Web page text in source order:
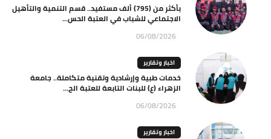
بأكثر من (795) ألف مستفيد.. قسم التنمية والتأهيل
الاجتماعي للشباب في العتبة الحس...
06/08/2026
اخبار وتقارير
خدمات طبية وإرشادية وتقنية متكاملة.. جامعة
الزهراء (ع) للبنات التابعة للعتبة الح...
06/08/2026
اخبار وتقارير